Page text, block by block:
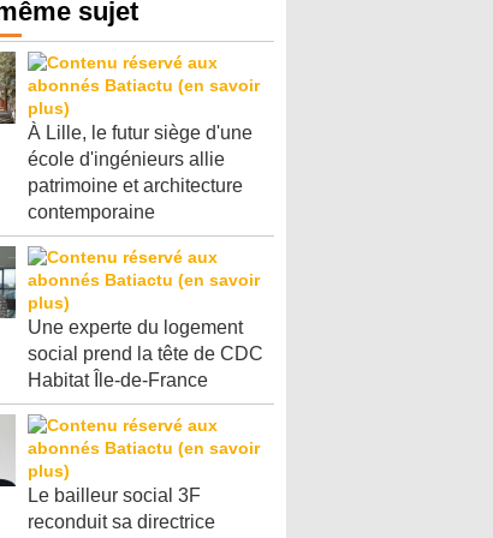
sujet
À Lille, le futur siège d'une
école d'ingénieurs allie
patrimoine et architecture
contemporaine
Une experte du logement
social prend la tête de CDC
Habitat Île-de-France
Le bailleur social 3F
reconduit sa directrice